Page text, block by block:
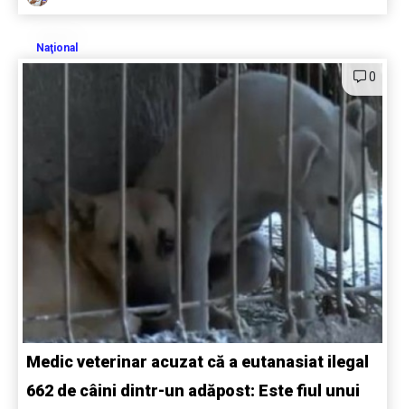
Naţional
0
Medic veterinar acuzat că a eutanasiat ilegal
662 de câini dintr-un adăpost: Este fiul unui